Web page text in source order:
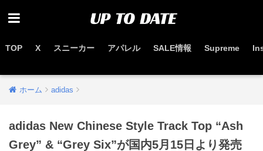
TOP X スニーカー アパレル SALE情報 Supreme
ホーム adidas
adidas New Chinese Style Track Top “Ash
Grey” & “Grey Six”が国内5月15日より発売